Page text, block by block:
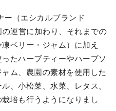
ー（エシカルブランド
の運営に加わり、それまでの
ベリー・ジャム）に加え
たハーブティーやハーブソ
ム、農園の素材を使用した
、小松菜、水菜、レタス、
培も行うようになりまし